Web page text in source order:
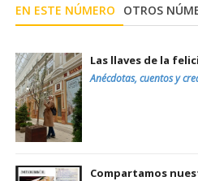
EN ESTE NÚMERO OTROS
Las llaves de la
Anécdotas, cuentos y
Compartamos